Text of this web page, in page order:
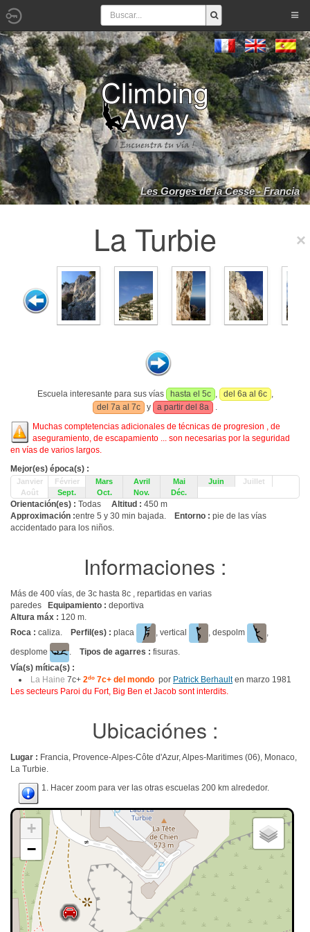
Les Gorges de la Cesse - Francia
La Turbie
Escuela interesante para sus vías hasta el 5c , del 6a al 6c ,
del 7a al 7c
y a partir del 8a
.
Muchas comptetencias adicionales de técnicas de progresion , de
aseguramiento, de escapamiento ... son necesarias por la seguridad
en vías de varios largos.
Mejor(es) época(s) :
Janvier Février Mars Avril Mai Juin
Juillet
Août
Sept. Oct. Nov. Déc.
Orientación(es) : Todas Altitud : 450 m
Approximación :entre 5 y 30 min bajada. Entorno : pie de las vías
accidentado para los niños.
Informaciones :
Más de 400 vías, de 3c hasta 8c , repartidas en varias
paredes
Equipamiento : deportiva
Altura máx : 120 m.
Roca : caliza. Perfil(es) : placa , vertical , despolm
,
desplome
. Tipos de agarres : fisuras.
Vía(s) mítica(s) :
La Haine 7c+ 2do 7c+ del mondo por Patrick Berhaulten marzo 1981
Les secteurs Paroi du Fort, Big Ben et Jacob sont interdits.
Ubicaciónes :
Lugar : Francia, Provence-Alpes-Côte d'Azur, Alpes-Maritimes (06), Monaco,
La Turbie.
1. Hacer zoom para ver las otras escuelas 200 km alrededor.
+
−